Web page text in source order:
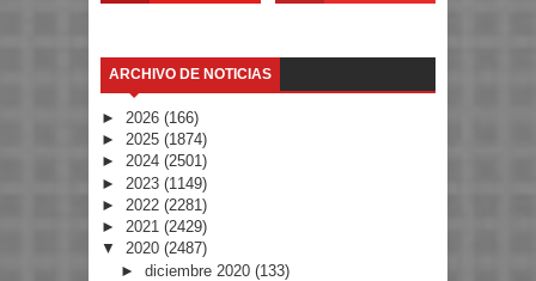
ARCHIVO DE NOTICIAS
► 2026 (166)
► 2025 (1874)
► 2024 (2501)
► 2023 (1149)
► 2022 (2281)
► 2021 (2429)
▼ 2020 (2487)
► diciembre 2020 (133)